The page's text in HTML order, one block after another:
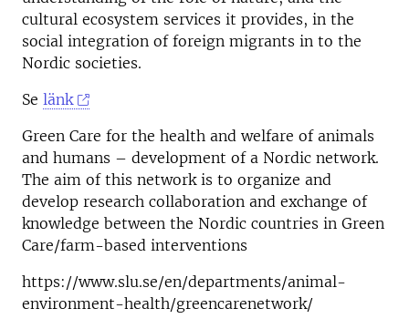
cultural ecosystem services it provides, in the
social integration of foreign migrants in to the
Nordic societies.
Se länk
Green Care for the health and welfare of animals
and humans – development of a Nordic network.
The aim of this network is to organize and
develop research collaboration and exchange of
knowledge between the Nordic countries in Green
Care/farm-based interventions
https://www.slu.se/en/departments/animal-
environment-health/greencarenetwork/